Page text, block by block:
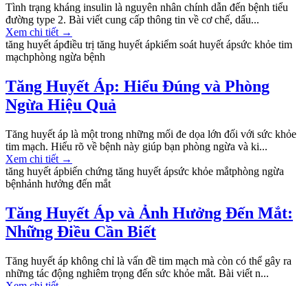
Tình trạng kháng insulin là nguyên nhân chính dẫn đến bệnh tiểu
đường type 2. Bài viết cung cấp thông tin về cơ chế, dấu...
Xem chi tiết →
tăng huyết ápđiều trị tăng huyết ápkiểm soát huyết ápsức khỏe tim
mạchphòng ngừa bệnh
Tăng Huyết Áp: Hiểu Đúng và Phòng
Ngừa Hiệu Quả
Tăng huyết áp là một trong những mối đe dọa lớn đối với sức khỏe
tim mạch. Hiểu rõ về bệnh này giúp bạn phòng ngừa và ki...
Xem chi tiết →
tăng huyết ápbiến chứng tăng huyết ápsức khỏe mắtphòng ngừa
bệnhảnh hưởng đến mắt
Tăng Huyết Áp và Ảnh Hưởng Đến Mắt:
Những Điều Cần Biết
Tăng huyết áp không chỉ là vấn đề tim mạch mà còn có thể gây ra
những tác động nghiêm trọng đến sức khỏe mắt. Bài viết n...